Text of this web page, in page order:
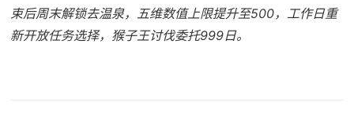
束后周末解锁去温泉，五维数值上限提升至500，工作日重
新开放任务选择，猴子王讨伐委托999日。